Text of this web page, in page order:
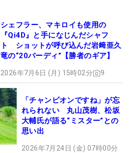
シェフラー、マキロイも使用の
『Qi4D』と手になじんだシャフ
ト ショットが呼び込んだ岩﨑亜久
竜の“20バーディ”【勝者のギア】
2026年7月6日 (月) 15時02分 9
「チャンピオンですね」が忘
れられない 丸山茂樹、松坂
大輔氏が語る“ミスター”との
思い出
2026年7月24日 (金) 07時00分